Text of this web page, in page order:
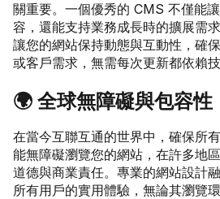
關重要。一個優秀的 CMS 不僅能
容，還能支持業務成長時的擴展需
讓您的網站保持動態與互動性，確
或客戶需求，無需每次更新都依賴技
🌍 全球無障礙與包容性
在當今互聯互通的世界中，確保所
能無障礙瀏覽您的網站，在許多地
道德與商業責任。專業的網站設計
所有用戶的實用體驗，無論其瀏覽